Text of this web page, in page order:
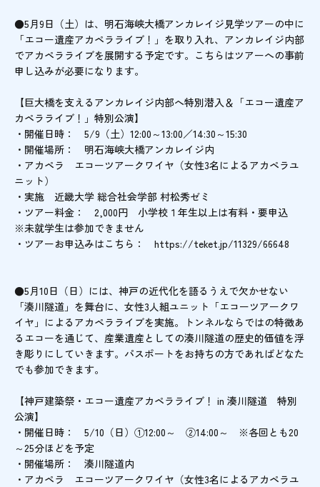
●5月9日（土）は、明石海峡大橋アンカレイジ見学ツアーの中に
「エコー遺産アカペラライブ！」を取り入れ、アンカレイジ内部
でアカペラライブを展開する予定です。こちらはツアーへの事前
申し込みが必要になります。
【巨大橋を支えるアンカレイジ内部へ特別潜入＆「エコー遺産ア
カペラライブ！」特別公演】
・開催日時： 5/9（土）12:00～13:00／14:30～15:30
・開催場所： 明石海峡大橋アンカレイジ内
・アカペラ エコーツアークワイヤ（女性3名によるアカペラユ
ニット）
・実施 近畿大学 総合社会学部 村松秀ゼミ
・ツアー料金： 2,000円 小学校１年生以上は有料・要申込
※未就学生は参加できません
・ツアーお申込みはこちら： https://teket.jp/11329/66648
●5月10日（日）には、神戸の近代化を語るうえで欠かせない
「湊川隧道」を舞台に、女性3人組ユニット「エコーツアークワ
イヤ」によるアカペラライブを実施。トンネルならではの特徴あ
るエコーを通じて、産業遺産としての湊川隧道の歴史的価値を浮
き彫りにしていきます。パスポートをお持ちの方であればどなた
でも参加できます。
【神戸建築祭・エコー遺産アカペラライブ！ in 湊川隧道 特別
公演】
・開催日時： 5/10（日）①12:00～ ②14:00～ ※各回とも20
～25分ほどを予定
・開催場所： 湊川隧道内
・アカペラ エコーツアークワイヤ（女性3名によるアカペラユ